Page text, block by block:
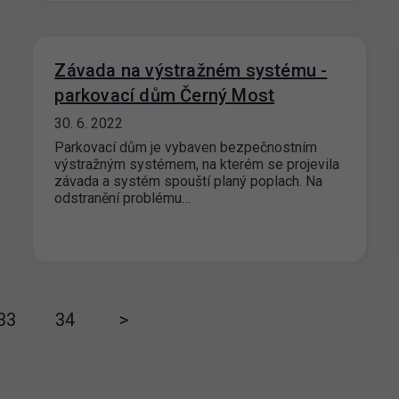
Závada na výstražném systému -
parkovací dům Černý Most
30. 6. 2022
Parkovací dům je vybaven bezpečnostním
výstražným systémem, na kterém se projevila
závada a systém spouští planý poplach. Na
odstranění problému…
34 >